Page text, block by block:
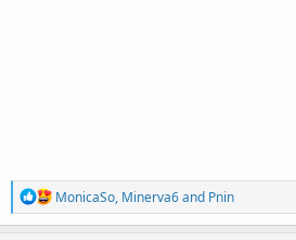
R
e
a
MonicaSo, Minerva6and Pnin